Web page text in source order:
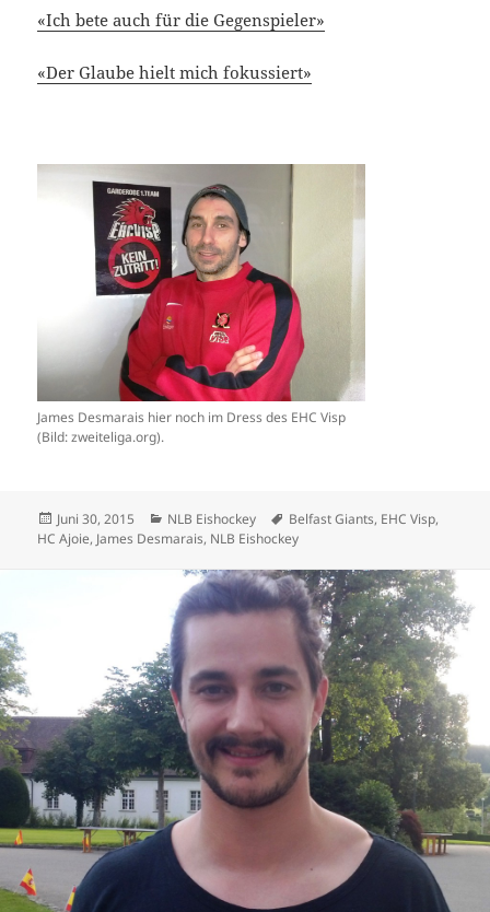
«Ich bete auch für die Gegenspieler»
«Der Glaube hielt mich fokussiert»
James Desmarais hier noch im Dress des EHC Visp
(Bild: zweiteliga.org).
Veröffentlicht
am
Juni 30, 2015 Kategorien
NLB Eishockey Schlagwörter
Belfast Giants, EHC Visp,
HC Ajoie, James Desmarais, NLB Eishockey